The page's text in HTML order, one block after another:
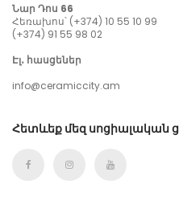
Նար Դոս 66
Հեռախոս՝ (+374) 10 55 10 99
(+374) 91 55 98 02
Էլ․ հասցեներ
info@ceramiccity.am
Հետևեք մեզ սոցիալական